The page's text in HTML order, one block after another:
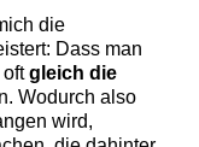
die
Dass man
oftgleich die
Wodurch also
wird,